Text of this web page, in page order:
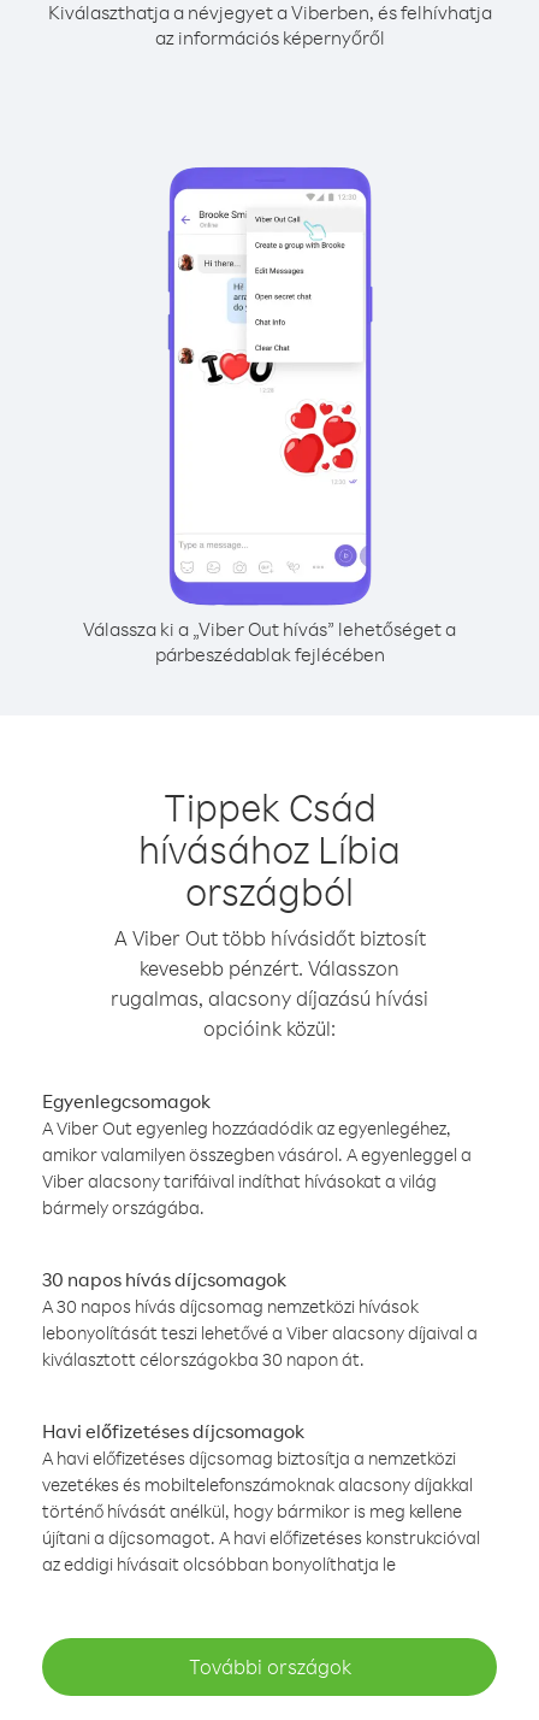
Kiválaszthatja a névjegyet a Viberben, és felhívhatja
az információs képernyőről
Válassza ki a „Viber Out hívás” lehetőséget a
párbeszédablak fejlécében
Tippek Csád
hívásához Líbia
országból
A Viber Out több hívásidőt biztosít
kevesebb pénzért. Válasszon
rugalmas, alacsony díjazású hívási
opcióink közül:
Egyenlegcsomagok
A Viber Out egyenleg hozzáadódik az egyenlegéhez,
amikor valamilyen összegben vásárol. A egyenleggel a
Viber alacsony tarifáival indíthat hívásokat a világ
bármely országába.
30 napos hívás díjcsomagok
A 30 napos hívás díjcsomag nemzetközi hívások
lebonyolítását teszi lehetővé a Viber alacsony díjaival a
kiválasztott célországokba 30 napon át.
Havi előfizetéses díjcsomagok
A havi előfizetéses díjcsomag biztosítja a nemzetközi
vezetékes és mobiltelefonszámoknak alacsony díjakkal
történő hívását anélkül, hogy bármikor is meg kellene
újítani a díjcsomagot. A havi előfizetéses konstrukcióval
az eddigi hívásait olcsóbban bonyolíthatja le
További országok